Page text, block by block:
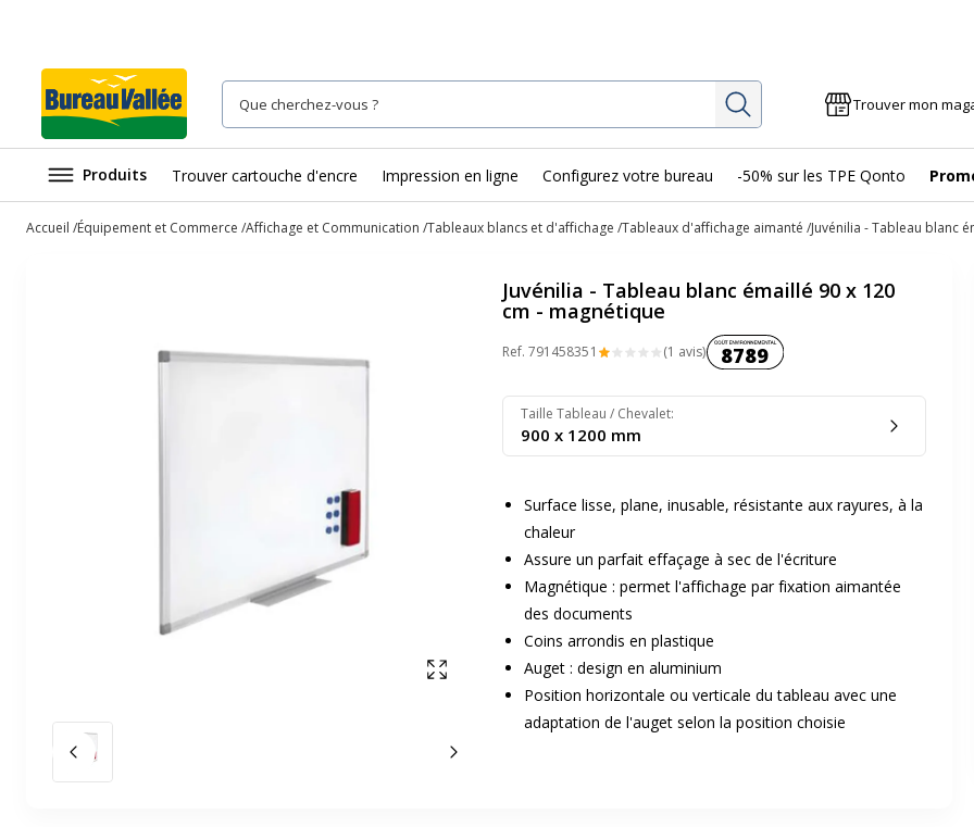
Rechercher Trouver mon
Produits Trouver cartouche d'encre Impression en ligne Configurez votre bureau -50% sur les TPE Qonto
Accueil Équipement et Commerce Affichage et Communication Tableaux blancs et d'affichage Tableaux d'affichage aimanté Juvénilia - Tableau blanc
Afficher en plein écran
Slide précédent Slide suivant
Juvénilia - Tableau blanc émaillé 90 x 120
cm - magnétique
Ref. 791458351 (1 avis)Coût environnemental :
8789
Taille Tableau / Chevalet:
900 x 1200 mm
Surface lisse, plane, inusable, résistante aux rayures, à la
chaleur
Assure un parfait effaçage à sec de l'écriture
Magnétique : permet l'affichage par fixation aimantée
des documents
Coins arrondis en plastique
Auget : design en aluminium
Position horizontale ou verticale du tableau avec une
adaptation de l'auget selon la position choisie